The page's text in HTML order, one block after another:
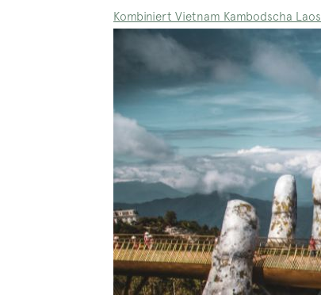
Kombiniert Vietnam Kambodscha Laos